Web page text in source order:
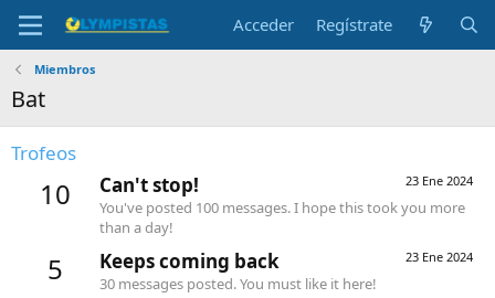
Acceder Regístrate
Miembros
Bat
Trofeos
10 23 Ene 2024
Can't stop!
You've posted 100 messages. I hope this took you more
than a day!
5 23 Ene 2024
Keeps coming back
30 messages posted. You must like it here!